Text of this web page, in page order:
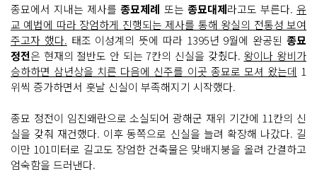
종묘에서 지내는 제사를종묘제례 또는 종묘대제라고도 부른다.유
교 예법에 따라 장엄하게 진행되는 제사를 통해 왕실의 전통성 보여
주고자 했다. 태조 이성계의 뜻에 따라 1395년 9월에 완공된종묘
정전은 현재의 절반도 안 되는 7칸의 신실을 갖췄다. 왕이나 왕비가
승하하면 삼년상을 치른 다음에 신주를 이곳 종묘로 모셔 왔는데 1
위씩 증가하면서 훗날 신실이 부족해지기 시작했다.
종묘 정전이 임진왜란으로 소실되어 광해군 재위 기간에 11칸의 신
실을 갖춰 재건했다. 이후 동쪽으로 신실을 늘려 확장해 나갔다. 길
이만 101미터로 길고도 장엄한 건축물은 맞배지붕을 올려 간결하고
엄숙함을 드러낸다.